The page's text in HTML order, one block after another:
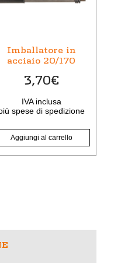
Imballatore in
acciaio 20/170
3,70€
IVA inclusa
spese di spedizione
Aggiungi al carrello